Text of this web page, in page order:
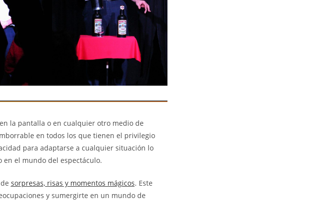
la pantalla o en cualquier otro medio de
en todos los que tienen el privilegio
para adaptarse a cualquier situación lo
el mundo del espectáculo.
sorpresas, risas y momentos mágicos. Este
y sumergirte en un mundo de